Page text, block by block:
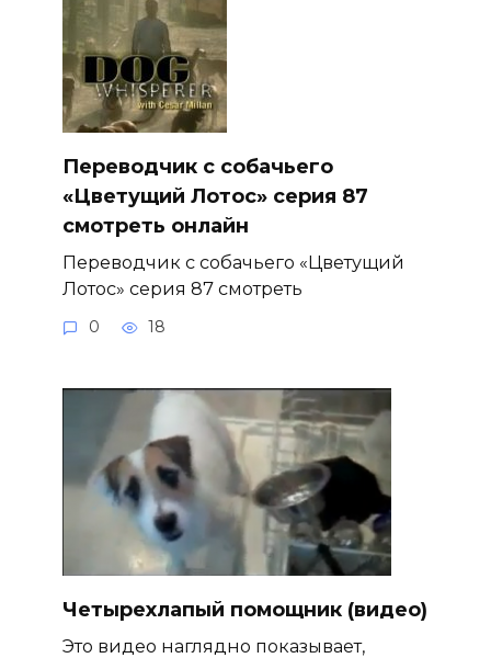
Переводчик с собачьего
«Цветущий Лотос» серия 87
смотреть онлайн
Переводчик с собачьего «Цветущий
Лотос» серия 87 смотреть
0 18
Четырехлапый помощник (видео)
Это видео наглядно показывает,